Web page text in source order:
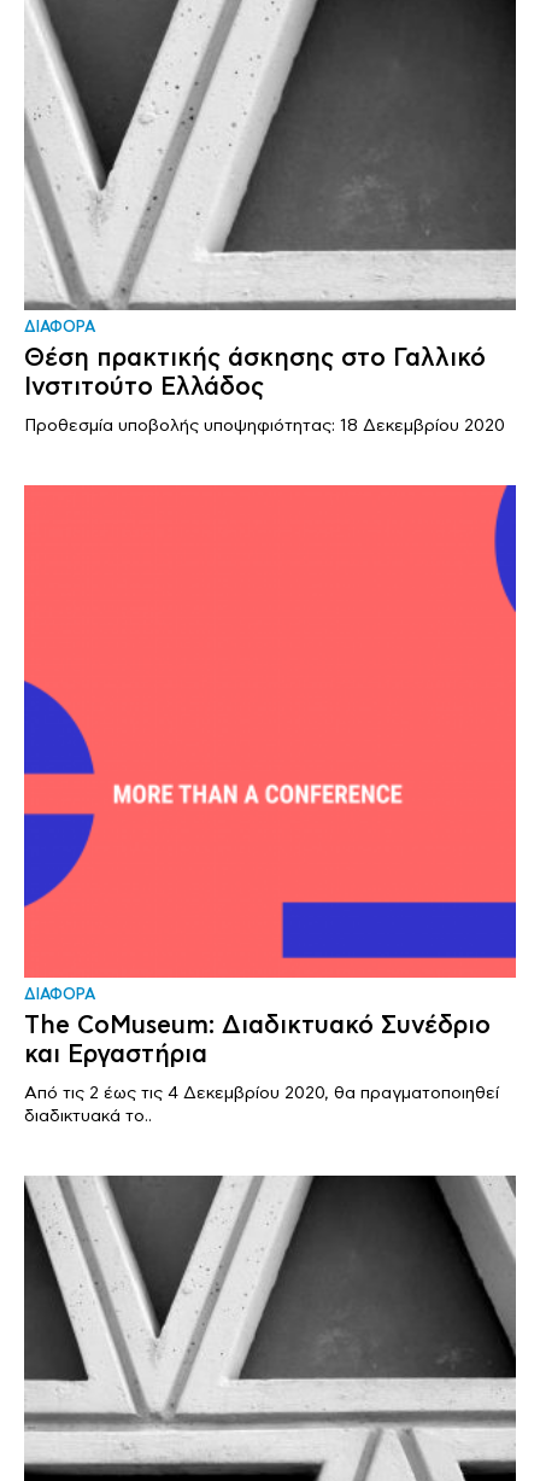
ΔΙΑΦΟΡΑ
Θέση πρακτικής άσκησης στο Γαλλικό
Ινστιτούτο Ελλάδος
Προθεσμία υποβολής υποψηφιότητας: 18 Δεκεμβρίου 2020
ΔΙΑΦΟΡΑ
The CoMuseum: Διαδικτυακό Συνέδριο
και Εργαστήρια
Από τις 2 έως τις 4 Δεκεμβρίου 2020, θα πραγματοποιηθεί
διαδικτυακά το..